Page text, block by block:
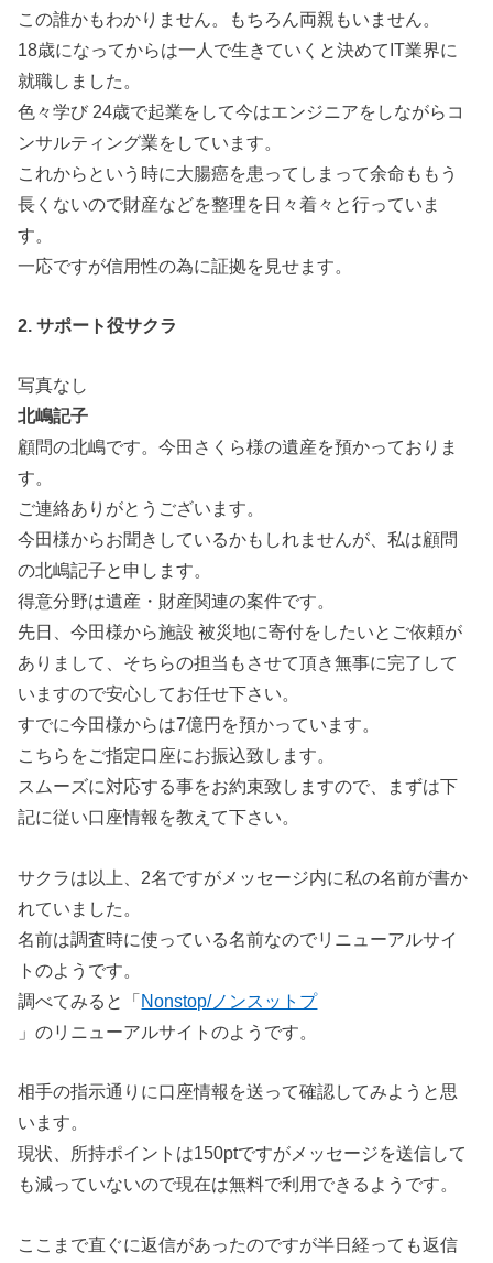
この誰かもわかりません。もちろん両親もいません。
18歳になってからは一人で生きていくと決めてIT業界に
就職しました。
色々学び 24歳で起業をして今はエンジニアをしながらコ
ンサルティング業をしています。
これからという時に大腸癌を患ってしまって余命ももう
長くないので財産などを整理を日々着々と行っていま
す。
一応ですが信用性の為に証拠を見せます。
2. サポート役サクラ
写真なし
北嶋記子
顧問の北嶋です。今田さくら様の遺産を預かっておりま
す。
ご連絡ありがとうございます。
今田様からお聞きしているかもしれませんが、私は顧問
の北嶋記子と申します。
得意分野は遺産・財産関連の案件です。
先日、今田様から施設 被災地に寄付をしたいとご依頼が
ありまして、そちらの担当もさせて頂き無事に完了して
いますので安心してお任せ下さい。
すでに今田様からは7億円を預かっています。
こちらをご指定口座にお振込致します。
スムーズに対応する事をお約束致しますので、まずは下
記に従い口座情報を教えて下さい。
サクラは以上、2名ですがメッセージ内に私の名前が書か
れていました。
名前は調査時に使っている名前なのでリニューアルサイ
トのようです。
調べてみると「Nonstop/ノンスットプ
」のリニューアルサイトのようです。
相手の指示通りに口座情報を送って確認してみようと思
います。
現状、所持ポイントは150ptですがメッセージを送信して
も減っていないので現在は無料で利用できるようです。
ここまで直ぐに返信があったのですが半日経っても返信